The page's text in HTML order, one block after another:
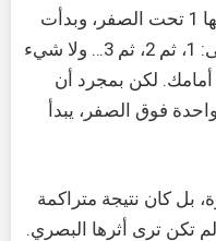
لنفترض أنك في غرفة درجة حرارتها 1 تحت الصفر، وبدأت
بتسخينها تدريجياً. ترتفع الحرارة إلى: 1، ثم 2، ثم 3… ولا شيء
أمامك. لكن بمجرد أن
فوق الصفر، يبدأ
بل كان نتيجة متراكمة
تكن ترى أثرها البصري.